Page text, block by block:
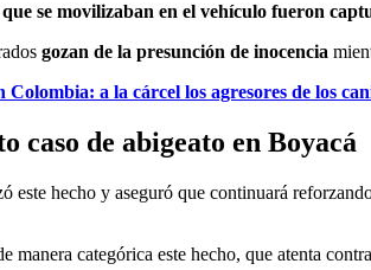
se movilizaban en el vehículo fueron
gozan de la presunción de inocencia
a la cárcel los agresores de los
caso de abigeato en Boyacá
este hecho y aseguró que continuará
manera categórica este hecho, que atenta